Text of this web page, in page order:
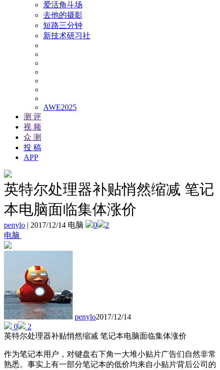
爱活角斗场
去他的摄影
短路三分钟
新技术研习社
AWE2025
测 评
视 频
众 测
投 稿
APP
英特尔处理器补贴悄然缩减 笔记
本电脑面临集体涨价
penylo | 2017/12/14 电脑 0
2
电脑
penylo2017/12/14
0
2
英特尔处理器补贴悄然缩减 笔记本电脑面临集体涨价
作为笔记本用户，对键盘右下角一大堆小贴片广告们自然非常
熟悉。事实上有一部分笔记本的低价均来自小贴片背后公司的